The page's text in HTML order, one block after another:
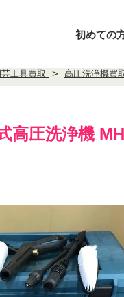
初めての
芸工具買取 高圧洗浄機買
高圧洗浄機